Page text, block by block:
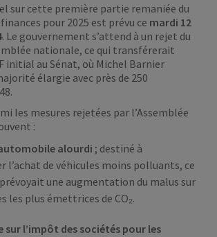
sur cette première partie remaniée du
pour 2025 est prévu ce mardi 12
. Le gouvernement s’attend à un rejet du
nationale, ce qui transférerait
initial au Sénat, où Michel Barnier
élargie avec près de 250
les mesures rejetées par l’Assemblée
:
alourdi ; destiné à
l’achat de véhicules moins polluants, ce
une augmentation du malus sur
les plus émettrices de CO₂.
sur l’impôt des sociétés pour les